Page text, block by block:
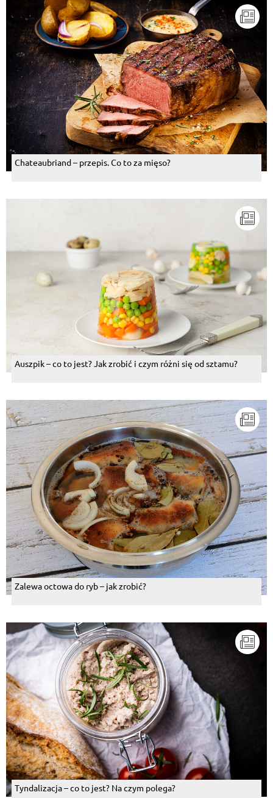
Chateaubriand – przepis. Co to za mięso?
Auszpik – co to jest? Jak zrobić i czym różni się od sztamu?
Zalewa octowa do ryb – jak zrobić?
Tyndalizacja – co to jest? Na czym polega?